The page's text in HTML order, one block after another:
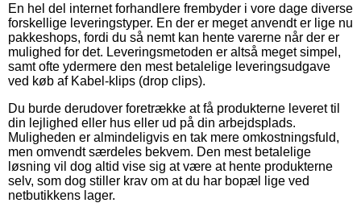
En hel del internet forhandlere frembyder i vore dage diverse
forskellige leveringstyper. En der er meget anvendt er lige nu
pakkeshops, fordi du så nemt kan hente varerne når der er
mulighed for det. Leveringsmetoden er altså meget simpel,
samt ofte ydermere den mest betalelige leveringsudgave
ved køb af Kabel-klips (drop clips).
Du burde derudover foretrække at få produkterne leveret til
din lejlighed eller hus eller ud på din arbejdsplads.
Muligheden er almindeligvis en tak mere omkostningsfuld,
men omvendt særdeles bekvem. Den mest betalelige
løsning vil dog altid vise sig at være at hente produkterne
selv, som dog stiller krav om at du har bopæl lige ved
netbutikkens lager.